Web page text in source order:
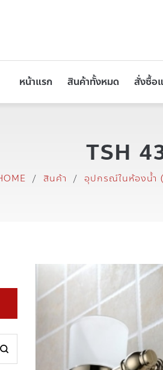
หน้าแรก สินค้าทั้งหมด สั่งซื้อแ
TSH
/ สินค้า / อุปกรณ์ในห้องน้ำ